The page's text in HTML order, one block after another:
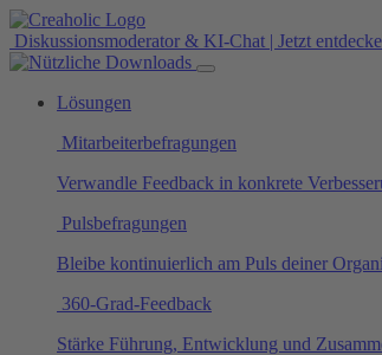
Diskussionsmoderator & KI-Chat | Jetzt
Lösungen
Mitarbeiterbefragungen
Verwandle Feedback in konkrete
Pulsbefragungen
Bleibe kontinuierlich am Puls deiner
360-Grad-Feedback
Stärke Führung, Entwicklung und